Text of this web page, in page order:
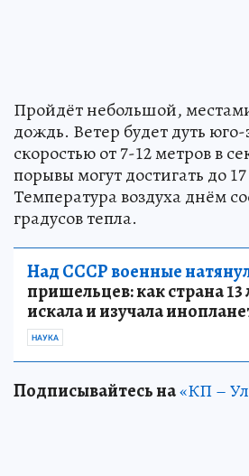
Пройдёт небольшой,
дождь. Ветер будет дуть
скоростью от 7-12 метров в
порывы могут достигать до
Температура воздуха днём
градусов тепла.
Над СССР военные
пришельцев: как страна 13
искала и изучала
НАУКА
Подписывайтесь на«КП –